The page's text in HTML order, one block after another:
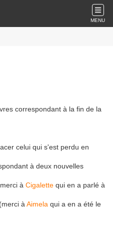
MENU
correspondant à la fin de la
celui qui s'est perdu en
à deux nouvelles
à Cigalette qui en a parlé à
à Aimela qui a en a été le